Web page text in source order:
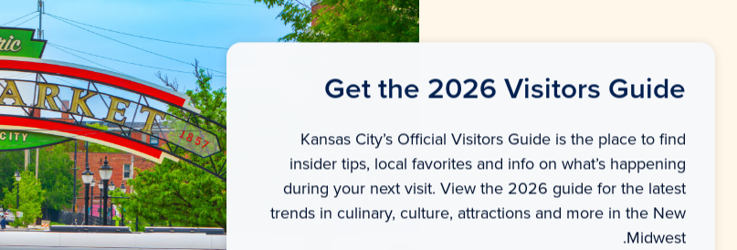
Get the 2026 Visitors Guide
Kansas City’s Official Visitors Guide is the place to find
insider tips, local favorites and info on what’s happening
during your next visit. View the 2026 guide for the latest
trends in culinary, culture, attractions and more in the New
Midwest.